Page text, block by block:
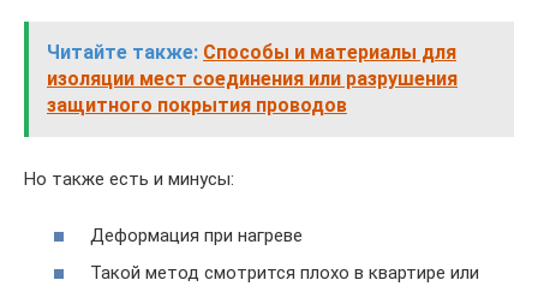
Читайте также: Способы и материалы для
изоляции мест соединения или разрушения
защитного покрытия проводов
Но также есть и минусы:
Деформация при нагреве
Такой метод смотрится плохо в квартире или